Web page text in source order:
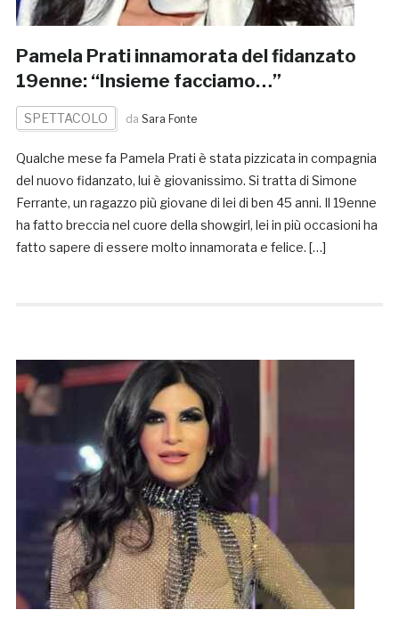
Pamela Prati innamorata del fidanzato
19enne: “Insieme facciamo…”
SPETTACOLO da Sara Fonte
Qualche mese fa Pamela Prati è stata pizzicata in compagnia
del nuovo fidanzato, lui è giovanissimo. Si tratta di Simone
Ferrante, un ragazzo più giovane di lei di ben 45 anni. Il 19enne
ha fatto breccia nel cuore della showgirl, lei in più occasioni ha
fatto sapere di essere molto innamorata e felice. […]